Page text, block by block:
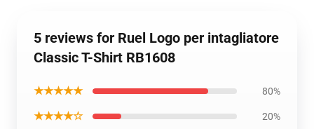
5 reviews for Ruel Logo per intagliatore
Classic T-Shirt RB1608
★★★★★ 80%
★★★★☆ 20%